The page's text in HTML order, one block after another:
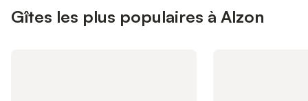
Gîtes les plus populaires à Alzon